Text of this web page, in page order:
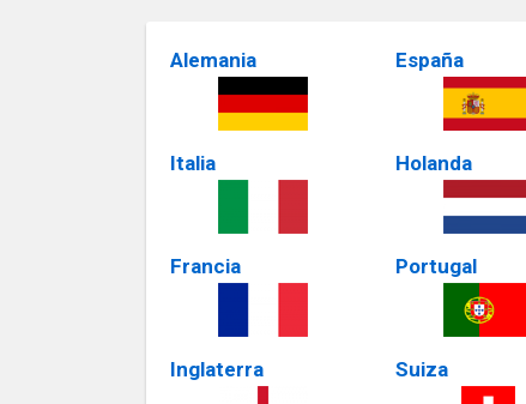
Alemania
Italia
Francia
Inglaterra
España
Holanda
Portugal
Suiza